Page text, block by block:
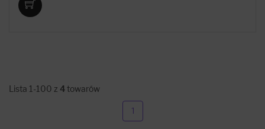
Lista 1-100 z 4towarów
1